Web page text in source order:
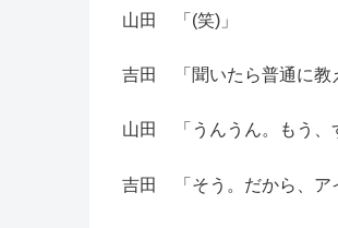
山田 「(笑)」
吉田 「聞いたら普通に教
山田 「うんうん。もう、
吉田 「そう。だから、ア